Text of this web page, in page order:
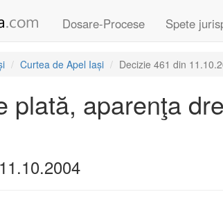
Dosare-Procese Spete
Curtea de Apel Iași Decizie 461 din
plată, aparenţa